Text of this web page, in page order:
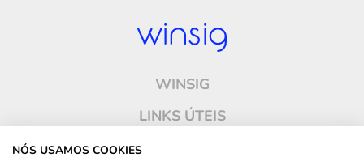
WINSIG
LINKS ÚTEIS
ONDE ESTAMOS
NÓS USAMOS COOKIES